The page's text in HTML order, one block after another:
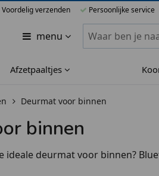
Voordelig verzenden Persoonlijke service
menu Zoeken binnen
Afzetpaaltjes
Deurmat voor binnen
binnen
ideale deurmat voor binnen?